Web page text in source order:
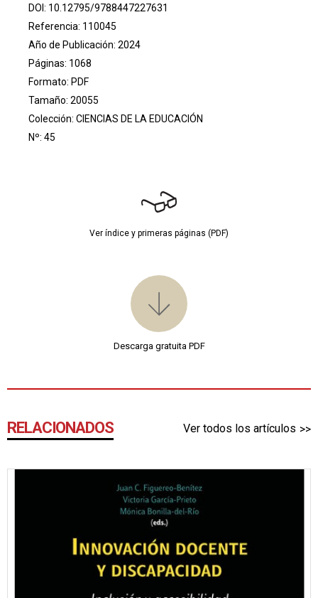
DOI: 10.12795/9788447227631
Referencia: 110045
Año de Publicación: 2024
Páginas: 1068
Formato: PDF
Tamaño: 20055
Colección: CIENCIAS DE LA EDUCACIÓN
Nº: 45
Ver índice y primeras páginas (PDF)
Descarga gratuita PDF
RELACIONADOS Ver todos los artículos